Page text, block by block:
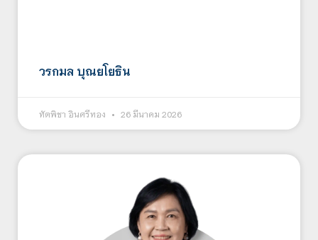
วรกมล บุณยโยธิน
ทัตพิชา อินศรีทอง 26 มีนาคม 2026